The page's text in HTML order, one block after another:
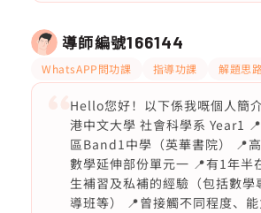
導師編號166144
WhatsAPP問功課 指導功課 解題思
Hello您好！以下係我嘅個人簡
港中文大學 社會科學系 Year1
區Band1中學（英華書院） 📍
數學延伸部份單元一 📍有1年半
生補習及私補的經驗（包括數學
導班等） 📍曾接觸不同程度、